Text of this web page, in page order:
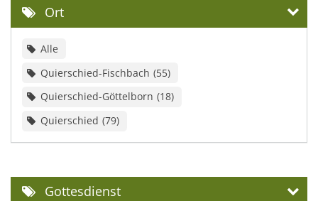
Ort
Alle
Quierschied-Fischbach 55
Quierschied-Göttelborn 18
Quierschied 79
Gottesdienst